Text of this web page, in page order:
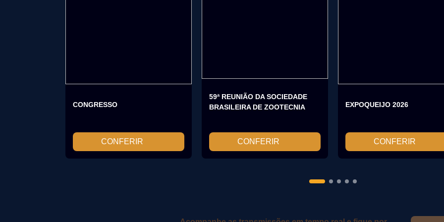
CONGRESSO
CONFERIR
59ª REUNIÃO DA SOCIEDADE
BRASILEIRA DE ZOOTECNIA
CONFERIR
EXPOQUEIJO 2026
CONFERIR